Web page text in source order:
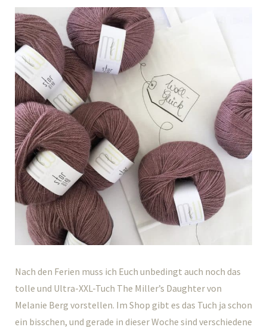
Nach den Ferien muss ich Euch unbedingt auch noch das
tolle und Ultra-XXL-Tuch The Miller’s Daughter von
Melanie Berg vorstellen. Im Shop gibt es das Tuch ja schon
ein bisschen, und gerade in dieser Woche sind verschiedene